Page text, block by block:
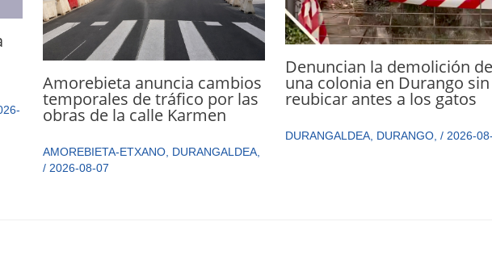
Amorebieta anuncia cambios
temporales de tráfico por las
obras de la calle Karmen
AMOREBIETA-ETXANO DURANGALDEA
/ 2026-08-07
Denuncian la demolición de
una colonia en Durango sin
reubicar antes a los gatos
DURANGALDEA, DURANGO, / 2026-